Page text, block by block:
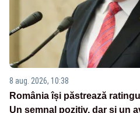
8 aug. 2026, 10:38
România își păstrează
Un semnal pozitiv, dar și un